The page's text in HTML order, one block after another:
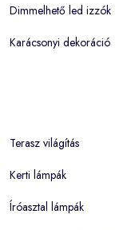
Dimmelhető led izzók
Karácsonyi dekoráció
Terasz világítás
Kerti lámpák
Íróasztal lámpák